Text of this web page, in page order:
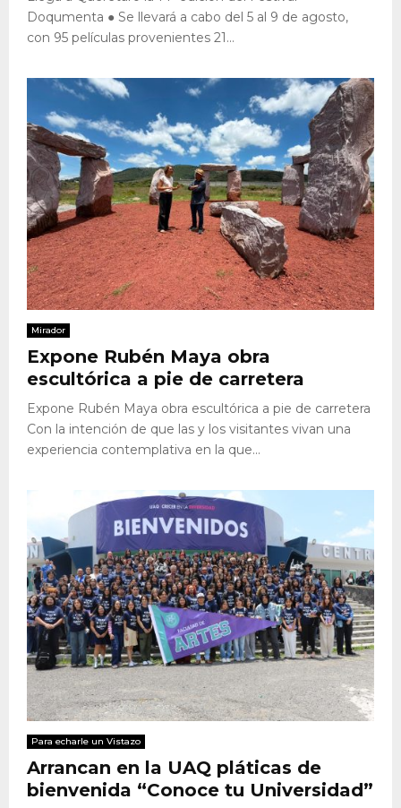
Doqumenta ● Se llevará a cabo del 5 al 9 de agosto,
con 95 películas provenientes 21...
Mirador
Expone Rubén Maya obra
escultórica a pie de carretera
Expone Rubén Maya obra escultórica a pie de carretera
Con la intención de que las y los visitantes vivan una
experiencia contemplativa en la que...
Para echarle un Vistazo
Arrancan en la UAQ pláticas de
bienvenida “Conoce tu Universidad”